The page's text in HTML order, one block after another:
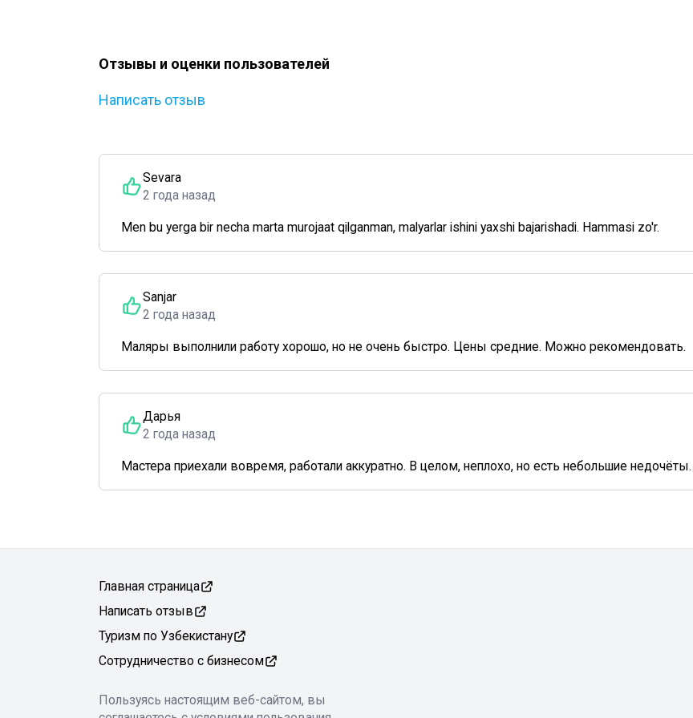
Отзывы и оценки пользователей
Написать отзыв
Sevara
2 года назад
Men bu yerga bir necha marta murojaat qilganman, malyarlar ishini yaxshi bajarishadi. Hammasi zo'r.
Sanjar
2 года назад
Маляры выполнили работу хорошо, но не очень быстро. Цены средние. Можно рекомендовать.
Дарья
2 года назад
Мастера приехали вовремя, работали аккуратно. В целом, неплохо, но есть небольшие недочёты.
Главная страница
Написать отзыв
Туризм по Узбекистану
Сотрудничество с бизнесом
Пользуясь настоящим веб-сайтом, вы